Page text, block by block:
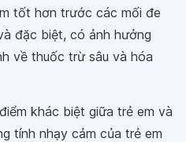
tốt hơn trước các mối đe
đặc biệt, có ảnh hưởng
về thuốc trừ sâu và hóa
khác biệt giữa trẻ em và
tính nhạy cảm của trẻ em